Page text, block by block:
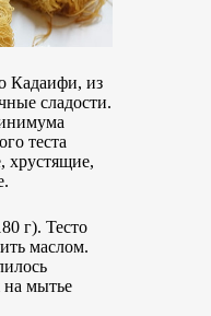
Кадаифи, из
сладости.
теста
хрустящие,
г). Тесто
маслом.
на мытье